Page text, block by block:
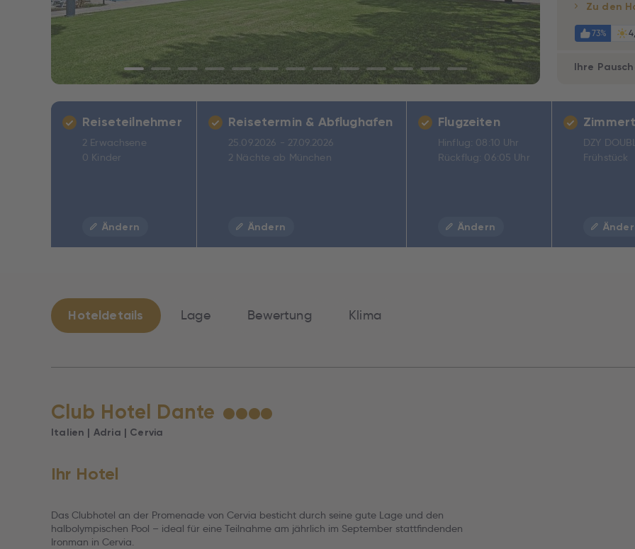
Zu den
73%
Ihre
Reiseteilnehmer
2 Erwachsene
0 Kinder
Ändern
Reisetermin & Abflughafen
25.09.2026 - 27.09.2026
2 Nächte ab München
Ändern
Flugzeiten
Hinflug: 08:10 Uhr
Rückflug: 06:05 Uhr
Ändern
DZY
Frühstück
Hoteldetails Lage Bewertung Klima
Club Hotel Dante ★★★★
Italien | Adria | Cervia
Ihr Hotel
Das Clubhotel an der Promenade von Cervia besticht durch seine gute Lage und den
halbolympischen Pool – ideal für eine Teilnahme am jährlich im September stattfindenden
Ironman in Cervia.